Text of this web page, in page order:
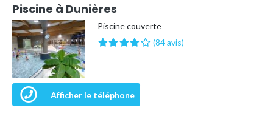
Piscine à Dunières
Piscine couverte
(84 avis)
Afficher le téléphone